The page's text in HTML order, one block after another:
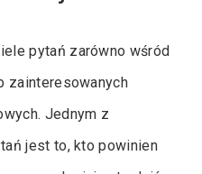
pytań zarówno wśród
zainteresowanych
Jednym z
jest to, kto powinien